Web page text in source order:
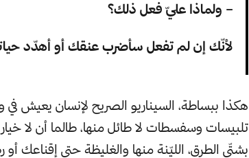
– ولماذا عليّ فعل ذلك؟
لأنّك إن لم تفعل سأضرب عنقك أو أهدّد
هكذا ببساطة، السيناريو الصريح لإنسان
تلبيسات وسفسطات لا طائل منها، طالما أن لا
بشتّى الطرق، الليّنة منها والغليظة حتى إقناعك